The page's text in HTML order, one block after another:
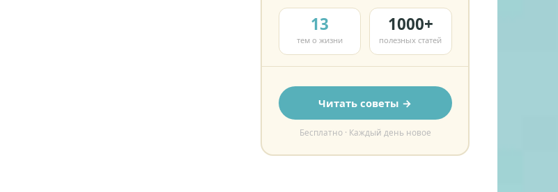
13
тем о жизни
1000+
полезных статей
Читать советы →
Бесплатно · Каждый день новое